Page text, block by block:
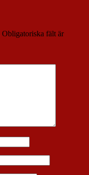
Obligatoriska fält är